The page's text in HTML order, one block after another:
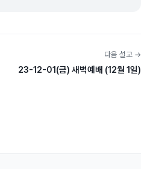
다음 설교 →
23-12-01(금) 새벽예배 (12월 1일)